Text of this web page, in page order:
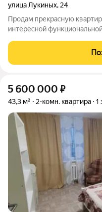
улица Лукиных, 24
Продам прекрасную
интересной
две спальни и общее
Эту квартиру надо видеть,
5 600 000 ₽
43,3 м² 2-комн. квартира 1